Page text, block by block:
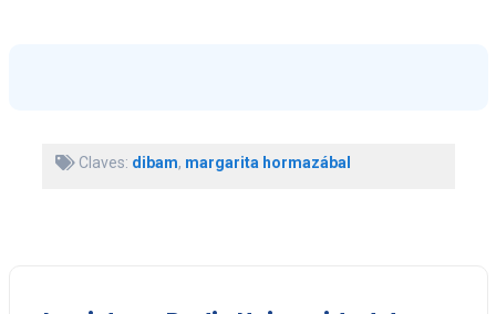
Claves: dibam, margarita hormazábal